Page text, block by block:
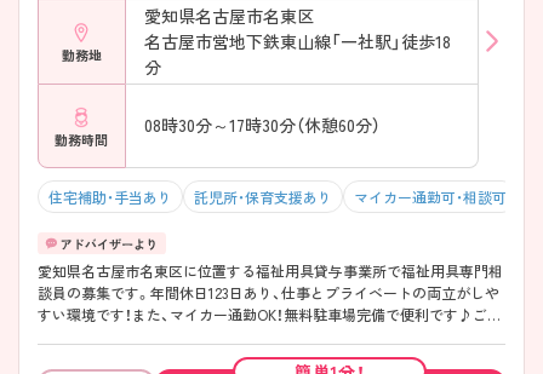
勤務地
愛知県名古屋市名東区
名古屋市営地下鉄東山線「一社駅」徒歩18
分
勤務時間
08時30分～17時30分（休憩60分）
住宅補助・手当あり 託児所・保育支援あり マイカー通勤可・相談可
愛知県名古屋市名東区に位置する福祉用具貸与事業所で福祉用具専門相
談員の募集です。年間休日123日あり、仕事とプライベートの両立がしや
すい環境です！また、マイカー通勤OK！無料駐車場完備で便利です♪ご興